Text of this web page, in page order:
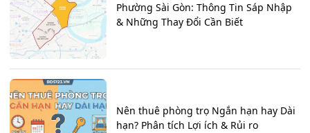
Phường Sài Gòn: Thông Tin Sáp Nhập
& Những Thay Đổi Cần Biết
Nên thuê phòng trọ Ngắn hạn hay Dài
hạn? Phân tích Lợi ích & Rủi ro